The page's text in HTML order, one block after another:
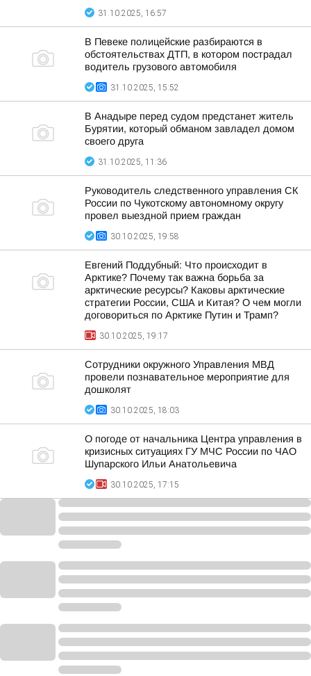
31.10.2025, 16:57
В Певеке полицейские разбираются в
обстоятельствах ДТП, в котором пострадал
водитель грузового автомобиля
31.10.2025, 15:52
В Анадыре перед судом предстанет житель
Бурятии, который обманом завладел домом
своего друга
31.10.2025, 11:36
Руководитель следственного управления СК
России по Чукотскому автономному округу
провел выездной прием граждан
30.10.2025, 19:58
Евгений Поддубный: Что происходит в
Арктике? Почему так важна борьба за
арктические ресурсы? Каковы арктические
стратегии России, США и Китая? О чем могли
договориться по Арктике Путин и Трамп?
30.10.2025, 19:17
Сотрудники окружного Управления МВД
провели познавательное мероприятие для
дошколят
30.10.2025, 18:03
О погоде от начальника Центра управления в
кризисных ситуациях ГУ МЧС России по ЧАО
Шупарского Ильи Анатольевича
30.10.2025, 17:15